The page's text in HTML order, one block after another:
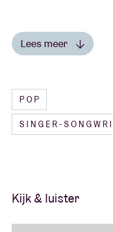
omnipresent op de
high rotation'.
Nu is deze Britse
Universal: '
zingt, voegen we
& Sons) en
Lees meer
POP
SINGER-
Kijk & luister